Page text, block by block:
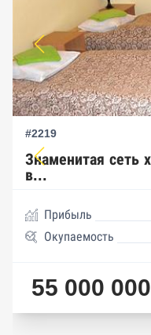
#2219
Знаменитая сеть
в...
Прибыль
Окупаемость
55 000